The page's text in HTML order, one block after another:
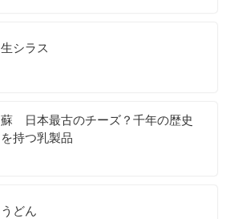
生シラス
蘇 日本最古のチーズ？千年の歴史
を持つ乳製品
うどん